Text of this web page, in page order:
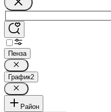
Пенза
График2
Район